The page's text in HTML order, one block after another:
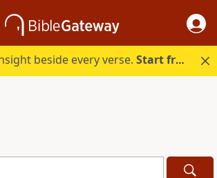
beside every verse.Start free.